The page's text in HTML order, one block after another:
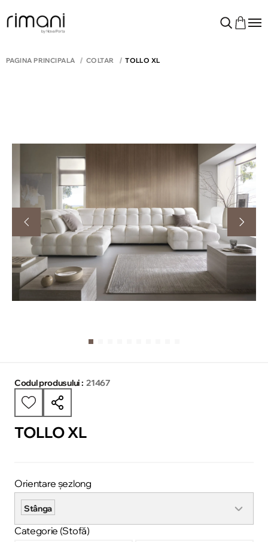
PAGINA PRINCIPALĂ COLTAR TOLLO XL
Codul produsului : 21467
TOLLO XL
Orientare șezlong
Stânga
Categorie (Stofă)